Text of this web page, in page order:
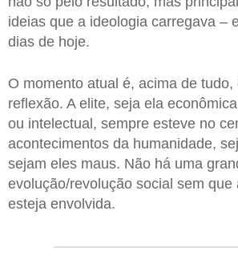
ideias que a ideologia carregava –
dias de hoje.
O momento atual é, acima de
reflexão. A elite, seja ela
ou intelectual, sempre esteve no
acontecimentos da humanidade,
sejam eles maus. Não há uma
evolução/revolução social sem que
esteja envolvida.